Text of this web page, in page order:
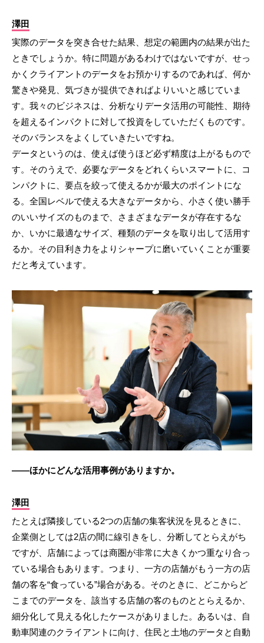
澤田
実際のデータを突き合せた結果、想定の範囲内の結果が出た
ときでしょうか。特に問題があるわけではないですが、せっ
かくクライアントのデータをお預かりするのであれば、何か
驚きや発見、気づきが提供できればよりいいと感じていま
す。我々のビジネスは、分析なりデータ活用の可能性、期待
を超えるインパクトに対して投資をしていただくものです。
そのバランスをよくしていきたいですね。
データというのは、使えば使うほど必ず精度は上がるもので
す。そのうえで、必要なデータをどれくらいスマートに、コ
ンパクトに、要点を絞って使えるかが最大のポイントにな
る。全国レベルで使える大きなデータから、小さく使い勝手
のいいサイズのものまで、さまざまなデータが存在するな
か、いかに最適なサイズ、種類のデータを取り出して活用す
るか。その目利き力をよりシャープに磨いていくことが重要
だと考えています。
――ほかにどんな活用事例がありますか。
澤田
たとえば隣接している2つの店舗の集客状況を見るときに、
企業側としては2店の間に線引きをし、分断してとらえがち
ですが、店舗によっては商圏が非常に大きくかつ重なり合っ
ている場合もあります。つまり、一方の店舗がもう一方の店
舗の客を“食っている”場合がある。そのときに、どこからど
こまでのデータを、該当する店舗の客のものととらえるか、
細分化して見える化したケースがありました。あるいは、自
動車関連のクライアントに向け、住民と土地のデータと自動